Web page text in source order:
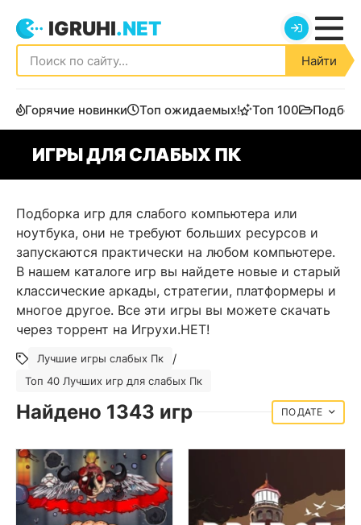
IGRUHI.NET
Найти
Горячие новинки Топ ожидаемых! Топ 100
ИГРЫ ДЛЯ СЛАБЫХ ПК
Подборка игр для слабого компьютера или
ноутбука, они не требуют больших ресурсов и
запускаются практически на любом компьютере.
В нашем каталоге игр вы найдете новые и старый
классические аркады, стратегии, платформеры и
многое другое. Все эти игры вы можете скачать
через торрент на Игрухи.НЕТ!
Лучшие игры слабых Пк /
Топ 40 Лучших игр для слабых Пк
Найдено 1343 игр ДАТЕ